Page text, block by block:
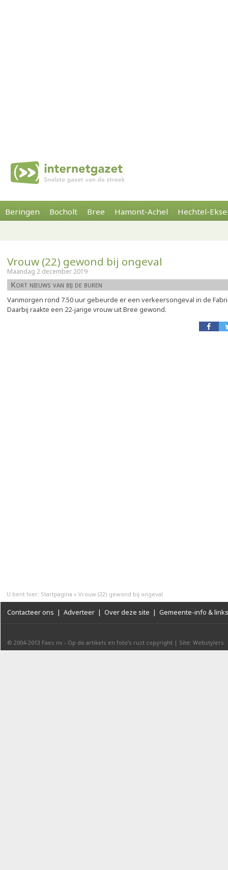
Beringen Bocholt Bree Hamont-Achel Hechtel-
Vrouw (22) gewond bij ongeval
Maandag 2 december 2019
Kort nieuws van bij de buren
Vanmorgen rond 7.50 uur gebeurde er een verkeersongeval in de
Daarbij raakte een 22-jarige vrouw uit Bree gewond.
U bent hier: Startpagina » Vrouw (22) gewond bij ongeval
Contacteer ons | Adverteer | Over deze site | Gemeente-info & links
© 2004-2013 Faes nv - Op de artikels en foto’s rust copyright | Site: Webstylers